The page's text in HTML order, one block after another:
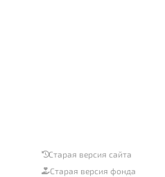
Старая версия сайта
Старая версия фонда